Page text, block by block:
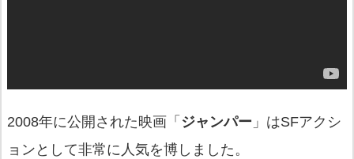
2008年に公開された映画「 ジャンパー 」はSFアクシ
ョンとして非常に人気を博しました。